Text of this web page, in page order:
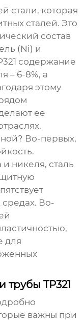
стали, которая
сталей. Это
состав
(Ni) и
содержание
– 6-8%, а
этому
ее
Во-первых,
никеля, сталь
Во-
для
трубы TP321
важны при